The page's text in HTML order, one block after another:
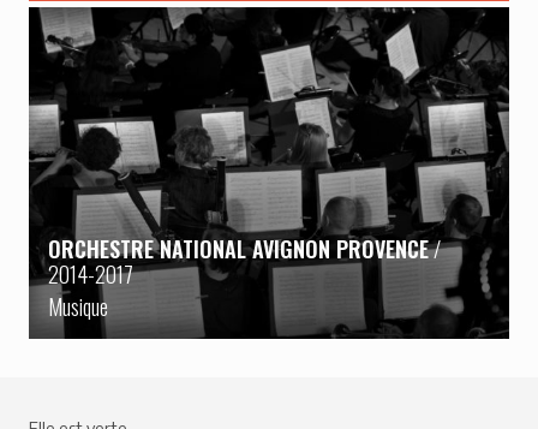
ORCHESTRE NATIONAL AVIGNON PROVENCE/
2014-2017
Musique